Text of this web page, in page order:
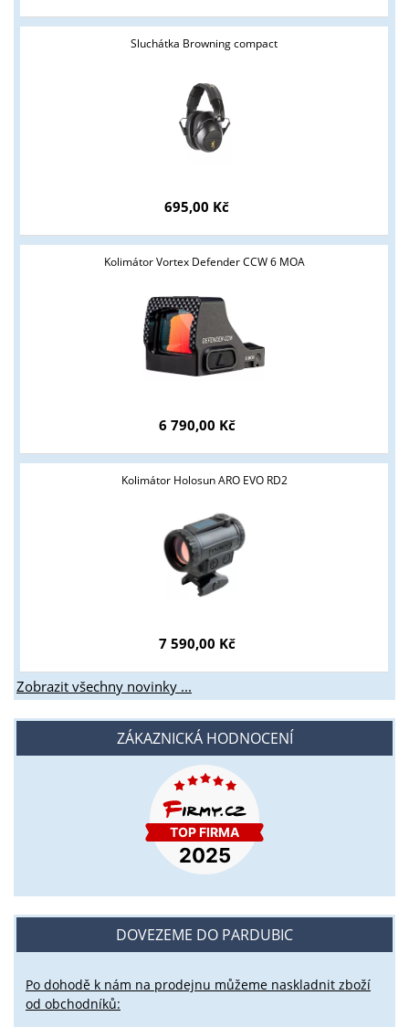
Sluchátka Browning compact
695,00 Kč
Kolimátor Vortex Defender CCW 6 MOA
6 790,00 Kč
Kolimátor Holosun ARO EVO RD2
7 590,00 Kč
Zobrazit všechny novinky ...
ZÁKAZNICKÁ HODNOCENÍ
DOVEZEME DO PARDUBIC
Po dohodě k nám na prodejnu můžeme naskladnit zboží
od obchodníků:
Tyto stránky jsou určeny pouze odborné veřejnosti od 18 let a
podnikatelům v oblasti zbraně a střelivo. Splňujete tyto
podmínky?